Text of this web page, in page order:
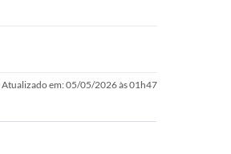
Atualizado em: 05/05/2026 às 01h47